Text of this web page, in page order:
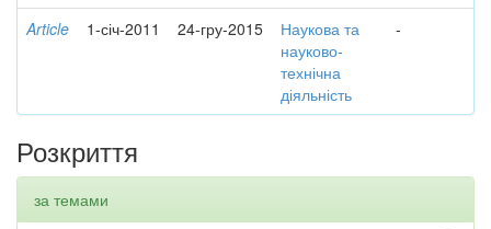
Article 1-січ-2011 24-гру-2015
Наукова та
науково-
технічна
діяльність
-
Розкриття
за темами